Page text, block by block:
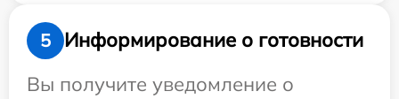
5
Информирование о готовности
Вы получите уведомление о